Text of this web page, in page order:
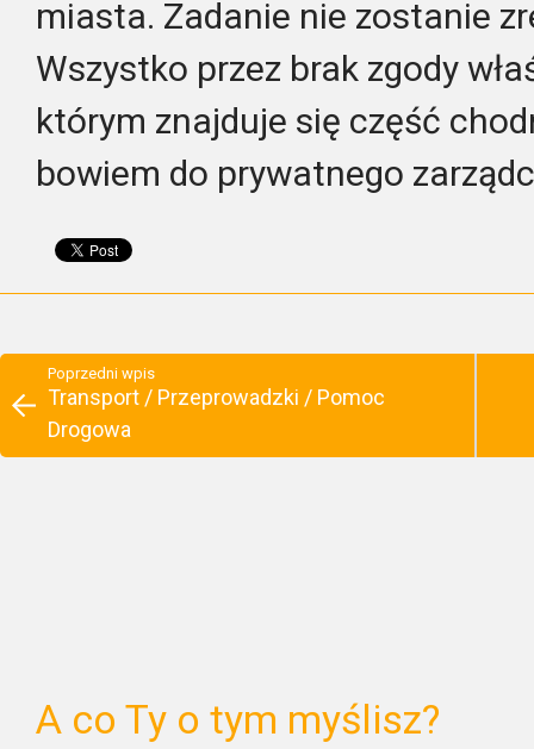
miasta. Zadanie nie zostanie
Wszystko przez brak zgody
którym znajduje się część
bowiem do prywatnego
Poprzedni wpis
Transport / Przeprowadzki / Pomoc
Drogowa
A co Ty o tym myślisz?